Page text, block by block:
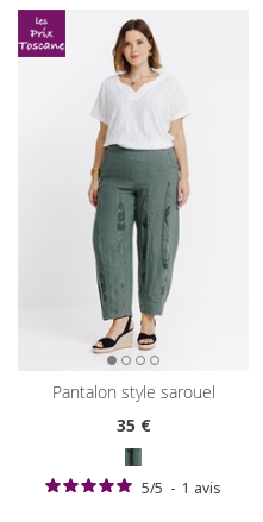
pantalon style sarouel
35€
5/5 - 1 avis